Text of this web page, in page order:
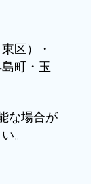
区）・
町・玉
な場合が
。